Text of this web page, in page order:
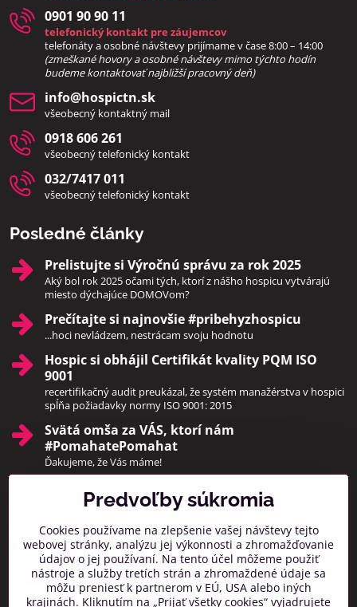
0901 90 90 11
telefonický kontakt pre záujemcov
telefonáty a osobné návštevy prijímame v čase 8:00 – 14:00
(zmeškané hovory a osobné návštevy mimo týchto hodín
budeme kontaktovať najbližší pracovný deň)
info​@hospictn​.sk
všeobecný kontaktný mail
0918 606 261
všeobecný telefonický kontakt
032/7417 011
všeobecný telefonický kontakt
Posledné články
Prelistujte si Výročnú správu za rok 2025
Aký bol rok 2025 očami tých, ktorí z nášho hospicu vytvárajú
miesto dýchajúce DOMOVom?
Prečítajte si najnovšie #pribehyzhospicu
...hoci nevládzem, nestrácam svoju hodnotu
Hospic si obhájil Certifikát kvality PQM ISO
9001
recertifikačný audit preukázal, že systém manažérstva v hospici
spĺňa požiadavky normy ISO 9001: 2015
Svätá omša za VÁS, ktorí nám
#PomahatePomahat
Ďakujeme, že Vás máme!
Pridajte sa k nám
Facebook Instagram
Prihlásiť na odber noviniek
Predvoľby súkromia
Cookies používame na zlepšenie vašej návštevy tejto
webovej stránky, analýzu jej výkonnosti a zhromažďovanie
údajov o jej používaní. Na tento účel môžeme použiť
nástroje a služby tretích strán a zhromaždené údaje sa
môžu preniesť k partnerom v EÚ, USA alebo iných
krajinách. Kliknutím na „Prijať všetky cookies“ vyjadrujete